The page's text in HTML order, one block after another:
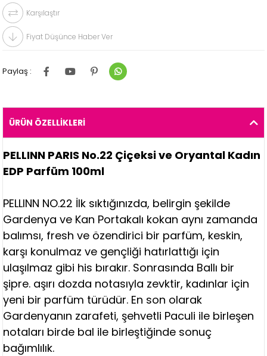
Karşılaştır
Fiyat Düşünce Haber Ver
Paylaş :
ÜRÜN ÖZELLIKLERI
PELLINN PARIS No.22 Çiçeksi ve Oryantal Kadın
EDP Parfüm 100ml
PELLINN NO.22 İlk sıktığınızda, belirgin şekilde
Gardenya ve Kan Portakalı kokan aynı zamanda
balımsı, fresh ve özendirici bir parfüm, keskin,
karşı konulmaz ve gençliği hatırlattığı için
ulaşılmaz gibi his bırakır. Sonrasında Ballı bir
şipre. aşırı dozda notasıyla zevktir, kadınlar için
yeni bir parfüm türüdür. En son olarak
Gardenyanın zarafeti, şehvetli Paculi ile birleşen
notaları birde bal ile birleştiğinde sonuç
bağımlılık.